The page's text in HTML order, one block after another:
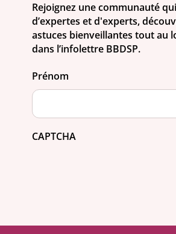
Rejoignez une communauté
d’expertes et d'experts,
astuces bienveillantes tout au
dans l’infolettre BBDSP.
CAPTCHA
Prénom